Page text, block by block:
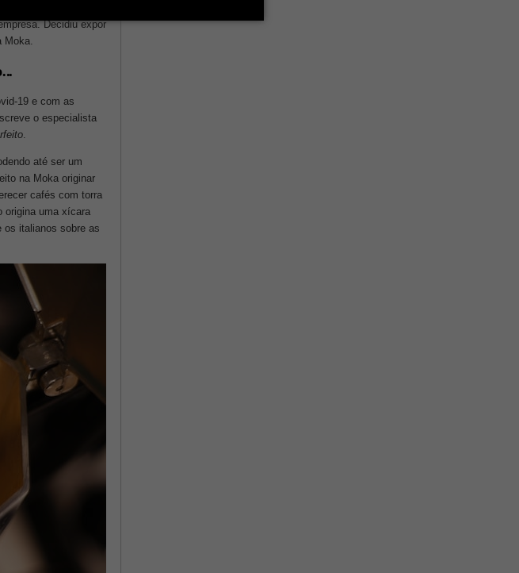
de Alfonso,
Decidiu expor
Moka.
19 e com as
o especialista
.
até ser um
na Moka originar
cafés com torra
origina uma xícara
os italianos sobre as